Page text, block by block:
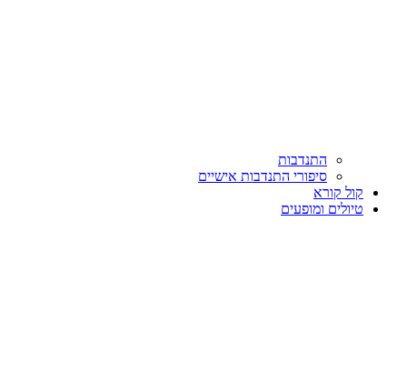
התנדבות
סיפורי התנדבות אישיים
קול קורא
טיולים ומופעים